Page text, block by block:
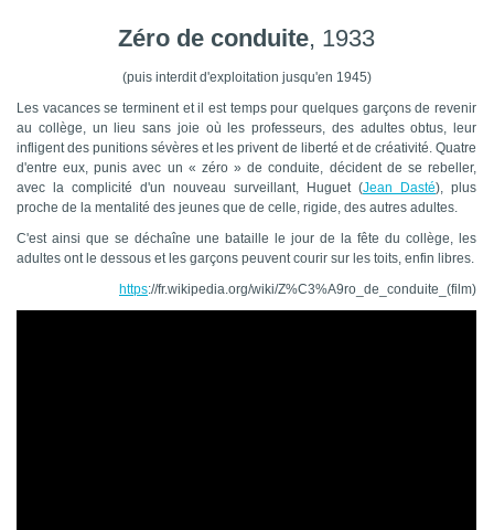
Zéro de conduite, 1933
(puis interdit d'exploitation jusqu'en 1945)
Les vacances se terminent et il est temps pour quelques garçons de revenir
au collège, un lieu sans joie où les professeurs, des adultes obtus, leur
infligent des punitions sévères et les privent de liberté et de créativité. Quatre
d'entre eux, punis avec un « zéro » de conduite, décident de se rebeller,
avec la complicité d'un nouveau surveillant, Huguet (Jean Dasté), plus
proche de la mentalité des jeunes que de celle, rigide, des autres adultes.
C'est ainsi que se déchaîne une bataille le jour de la fête du collège, les
adultes ont le dessous et les garçons peuvent courir sur les toits, enfin libres.
https://fr.wikipedia.org/wiki/Z%C3%A9ro_de_conduite_(film)